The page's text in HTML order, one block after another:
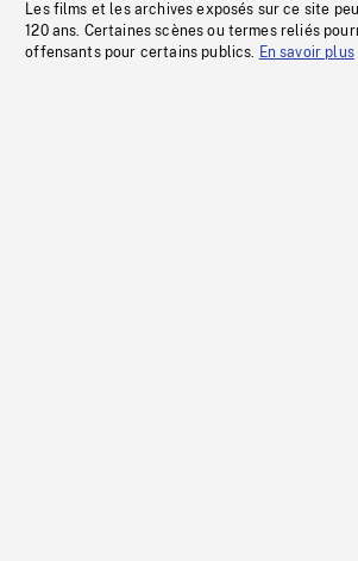
Les films et les archives exposés sur ce site
120 ans. Certaines scènes ou termes reliés
offensants pour certains publics. En savoir plus